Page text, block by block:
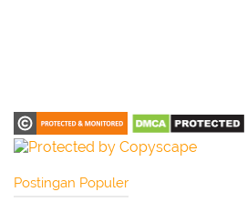
Postingan Populer